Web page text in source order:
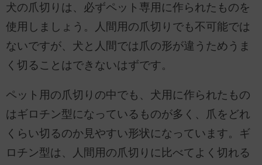
犬の爪切りは、必ずペット専用に作られたものを
使用しましょう。人間用の爪切りでも不可能では
ないですが、犬と人間では爪の形が違うためうま
く切ることはできないはずです。
ペット用の爪切りの中でも、犬用に作られたもの
はギロチン型になっているものが多く、爪をどれ
くらい切るのか見やすい形状になっています。ギ
ロチン型は、人間用の爪切りに比べてよく切れる